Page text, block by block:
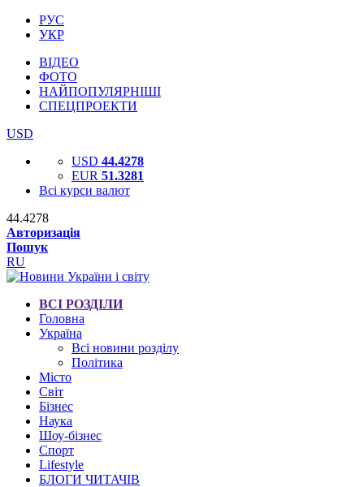
РУС
УКР
ВІДЕО
ФОТО
НАЙПОПУЛЯРНІШІ
СПЕЦПРОЕКТИ
USD
USD 44.4278
EUR 51.3281
Всі курси валют
44.4278
Авторизація
Пошук
RU
ВСІ РОЗДІЛИ
Головна
Україна
Всі новини розділу
Політика
Місто
Світ
Бізнес
Наука
Шоу-бізнес
Спорт
Lifestyle
БЛОГИ ЧИТАЧІВ